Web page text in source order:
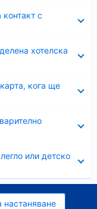
с
хотелска
кога ще
или детско
настаняване